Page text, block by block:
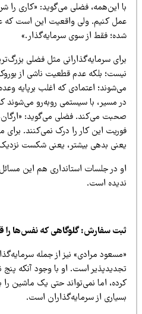
این‌همه، فضلی می‌گوید: «کاری را شروع
کنیم. ولی واقعیت این است که عمل
فقط از سوی سرمایه‌گذار.»
سرمایه‌گذارانی مثل فضلی بزرگ‌ترین
بلکه عدم قطعیت ناشی از بوروکراسی
اعتمادی که اغلب برپایه
مسیر، با سیستمی روبه‌رو می‌شوند که
می‌کند. فضلی می‌گوید: «ارگان‌ها
این کار را درک نمی‌کنند. برای ما هر
بدهی بیشتر، یعنی شکست نزدیک‌تر.»
در جلسات استانداری هم این مسائل را
است.
سفارش: گلوگاهی که نفس‌ها را قطع
مرادی» نیز از جمله سرمایه‌گذاران
است. او با وجود آنکه پنج
اما نمی‌تواند حتی یک ماشین را به
از سرمایه‌گذاران است.